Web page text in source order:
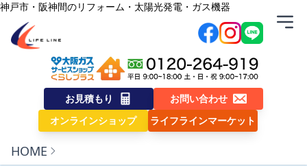
内容をスキップ
神戸市・阪神間のリフォーム・太陽光発電・ガス機器
株式会社ライフライン
お見積もり
お問い合わせ
オンラインショップ
ライフラインマーケット
HOME